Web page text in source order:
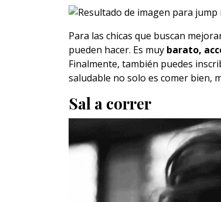
Para las chicas que buscan
pueden hacer. Es muy barato,
Finalmente, también puedes
saludable no solo es comer bien,
Sal a correr